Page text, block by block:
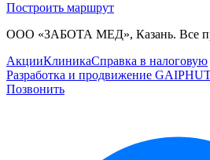
Построить маршрут
ООО «ЗАБОТА МЕД», Казань. Все
АкцииКлиникаСправка в налоговую
Разработка и продвижение
Позвонить